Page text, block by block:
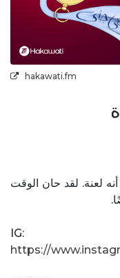
hakawati.fm
لعنة. لقد حان الوقت
IG:
https://